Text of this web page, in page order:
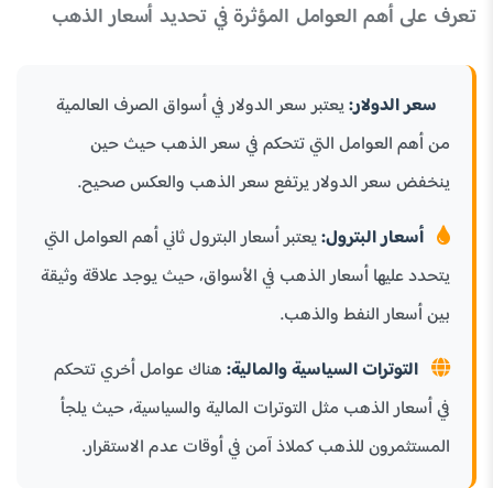
تعرف على أهم العوامل المؤثرة في تحديد أسعار الذهب
سعر الدولار:يعتبر سعر الدولار في أسواق الصرف العالمية
من أهم العوامل التي تتحكم في سعر الذهب حيث حين
ينخفض سعر الدولار يرتفع سعر الذهب والعكس صحيح.
أسعار البترول:يعتبر أسعار البترول ثاني أهم العوامل التي
يتحدد عليها أسعار الذهب في الأسواق، حيث يوجد علاقة وثيقة
بين أسعار النفط والذهب.
التوترات السياسية والمالية:هناك عوامل أخري تتحكم
في أسعار الذهب مثل التوترات المالية والسياسية، حيث يلجأ
المستثمرون للذهب كملاذ آمن في أوقات عدم الاستقرار.